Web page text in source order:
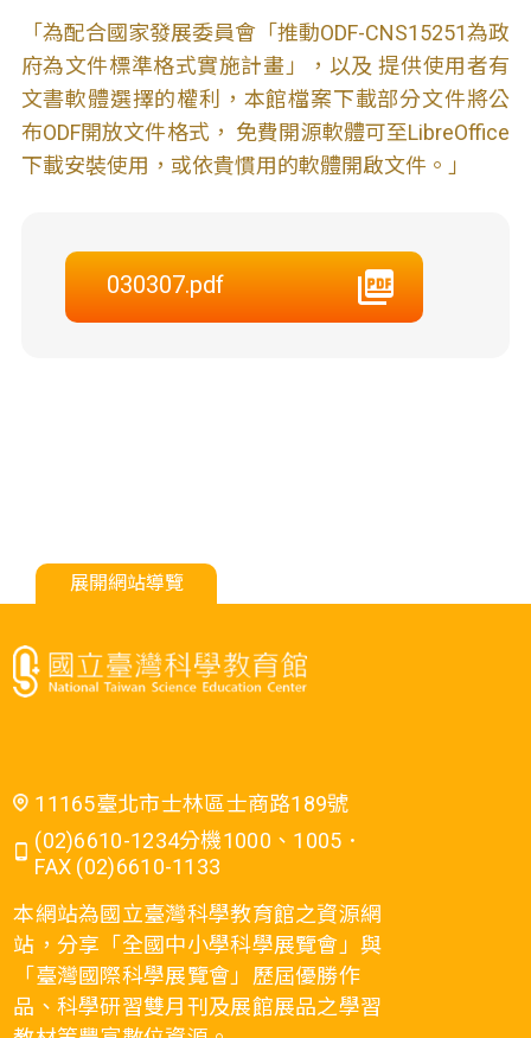
「為配合國家發展委員會「推動ODF-CNS15251為政
府為文件標準格式實施計畫」，以及 提供使用者有
文書軟體選擇的權利，本館檔案下載部分文件將公
布ODF開放文件格式， 免費開源軟體可至LibreOffice
下載安裝使用，或依貴慣用的軟體開啟文件。」
030307.pdf
展開網站導覽
11165臺北市士林區士商路189號
(02)6610-1234分機1000、1005．
FAX (02)6610-1133
本網站為國立臺灣科學教育館之資源網
站，分享「全國中小學科學展覽會」與
「臺灣國際科學展覽會」歷屆優勝作
品、科學研習雙月刊及展館展品之學習